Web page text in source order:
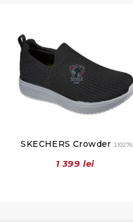
SKECHERS Crowder210276
1 399 lei